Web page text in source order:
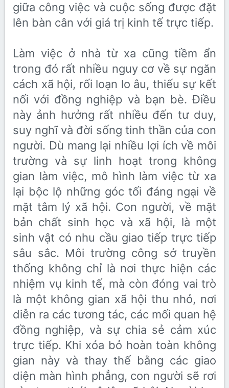
giữa công việc và cuộc sống được đặt
lên bàn cân với giá trị kinh tế trực tiếp.
Làm việc ở nhà từ xa cũng tiềm ẩn
trong đó rất nhiều nguy cơ về sự ngăn
cách xã hội, rối loạn lo âu, thiếu sự kết
nối với đồng nghiệp và bạn bè. Điều
này ảnh hưởng rất nhiều đến tư duy,
suy nghĩ và đời sống tinh thần của con
người. Dù mang lại nhiều lợi ích về môi
trường và sự linh hoạt trong không
gian làm việc, mô hình làm việc từ xa
lại bộc lộ những góc tối đáng ngại về
mặt tâm lý xã hội. Con người, về mặt
bản chất sinh học và xã hội, là một
sinh vật có nhu cầu giao tiếp trực tiếp
sâu sắc. Môi trường công sở truyền
thống không chỉ là nơi thực hiện các
nhiệm vụ kinh tế, mà còn đóng vai trò
là một không gian xã hội thu nhỏ, nơi
diễn ra các tương tác, các mối quan hệ
đồng nghiệp, và sự chia sẻ cảm xúc
trực tiếp. Khi xóa bỏ hoàn toàn không
gian này và thay thế bằng các giao
diện màn hình phẳng, con người sẽ rơi